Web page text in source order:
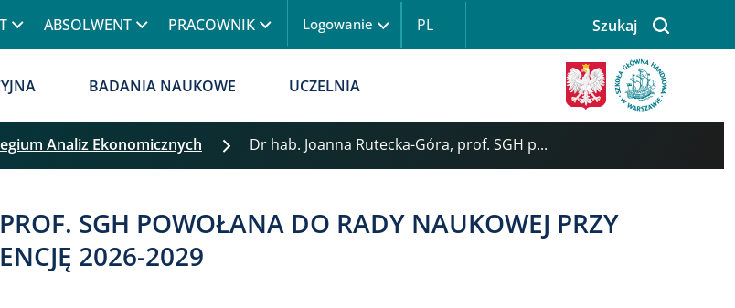
ABSOLWENT PRACOWNIK Logowanie PL Szukaj
BADANIA NAUKOWE UCZELNIA
Analiz Ekonomicznych Dr hab. Joanna Rutecka-Góra, prof. SGH p...
SGH POWOŁANA DO RADY NAUKOWEJ PRZY
2026-2029